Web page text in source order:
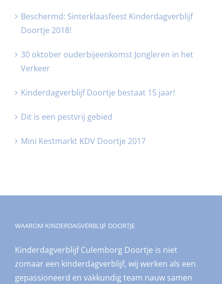
Beschermd: Sinterklaasfeest Kinderdagverblijf
Doortje 2018!
30 oktober ouderbijeenkomst Jongleren in het
Verkeer
Kinderdagverblijf Doortje bestaat 15 jaar!
Dit is een pestvrij gebied
Mini Kestmarkt KDV Doortje 2017
WAAROM KINDERDAGVERBLIJF DOORTJE
Kinderdagverblijf Culemborg Doortje is niet
zomaar een kinderdagverblijf, wij werken als een
gepassioneerd en vakkundig team nauw samen